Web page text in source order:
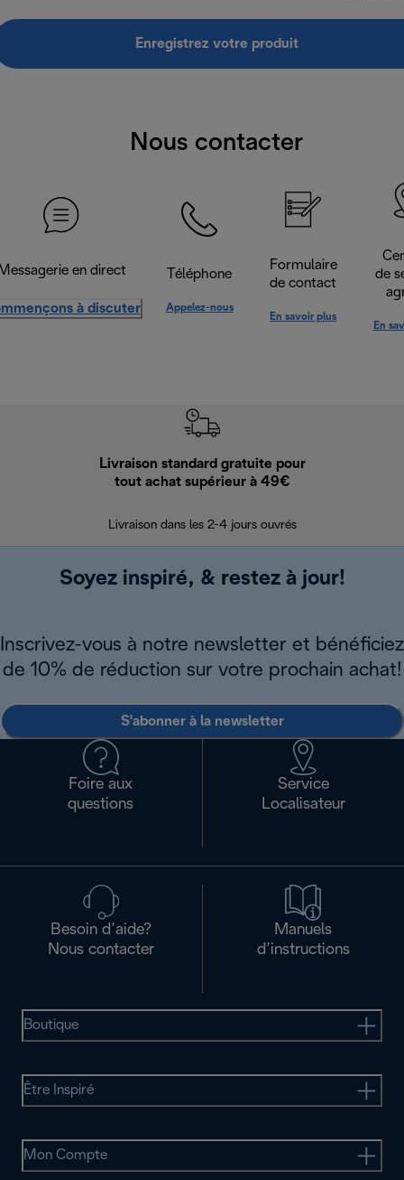
Enregistrez votre produit
Nous contacter
en direct
à discuter
Téléphone
Appelez-nous
Formulaire
de contact
En savoir plus
de
En
Livraison standard gratuite pour
tout achat supérieur à 49€
Livraison dans les 2-4 jours ouvrés
Soyez inspiré, & restez à jour!
Inscrivez-vous à notre newsletter et bénéficiez
de 10% de réduction sur votre prochain achat!
S'abonner à la newsletter
Foire aux
questions
Service
Localisateur
Besoin d’aide?
Nous contacter
Manuels
d’instructions
Boutique
Être Inspiré
Mon Compte